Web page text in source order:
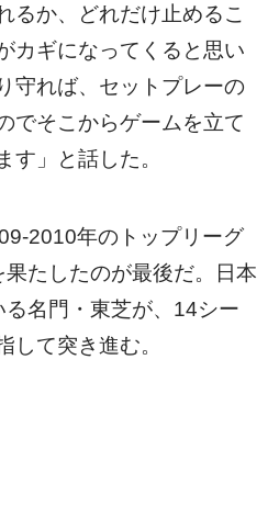
るか、どれだけ止めるこ
カギになってくると思い
守れば、セットプレーの
でそこからゲームを立て
す」と話した。
2010年のトップリーグ
たしたのが最後だ。日本
名門・東芝が、14シー
して突き進む。